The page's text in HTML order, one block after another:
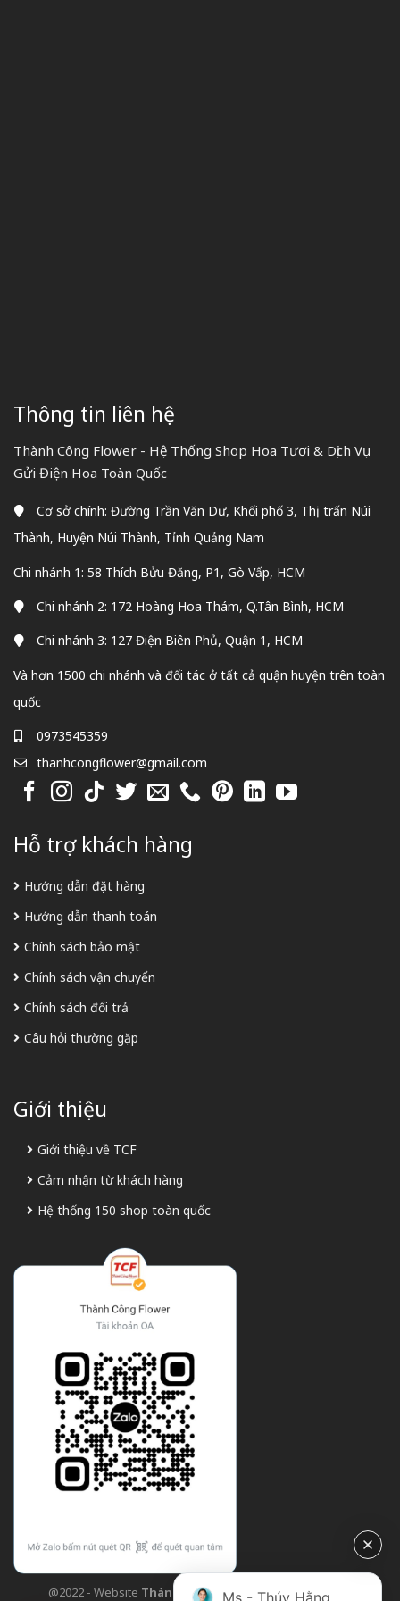
Thông tin liên hệ
Thành Công Flower - Hệ Thống Shop Hoa Tươi & Dịch Vụ
Gửi Điện Hoa Toàn Quốc
Cơ sở chính: Đường Trần Văn Dư, Khối phố 3, Thị trấn Núi
Thành, Huyện Núi Thành, Tỉnh Quảng Nam
Chi nhánh 1: 58 Thích Bửu Đăng, P1, Gò Vấp, HCM
Chi nhánh 2: 172 Hoàng Hoa Thám, Q.Tân Bình, HCM
Chi nhánh 3: 127 Điện Biên Phủ, Quận 1, HCM
Và hơn 1500 chi nhánh và đối tác ở tất cả quận huyện trên toàn
quốc
0973545359
thanhcongflower@gmail.com
Hỗ trợ khách hàng
Hướng dẫn đặt hàng
Hướng dẫn thanh toán
Chính sách bảo mật
Chính sách vận chuyển
Chính sách đổi trả
Câu hỏi thường gặp
Giới thiệu
Giới thiệu về TCF
Cảm nhận từ khách hàng
Hệ thống 150 shop toàn quốc
@2022 - Website Thành Công Flower| Design bởi
Ms - Thúy Hằng